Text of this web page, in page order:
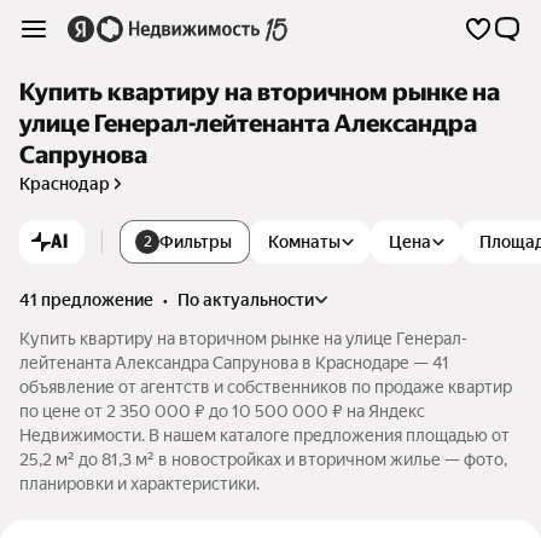
Купить квартиру на вторичном рынке на
улице Генерал-лейтенанта Александра
Сапрунова
Краснодар
AI 2 Фильтры Комнаты Цена
41 предложение •
по актуальности
Купить квартиру на вторичном рынке на улице Генерал-
лейтенанта Александра Сапрунова в Краснодаре — 41
объявление от агентств и собственников по продаже квартир
по цене от 2 350 000 ₽ до 10 500 000 ₽ на Яндекс
Недвижимости. В нашем каталоге предложения площадью от
25,2 м² до 81,3 м² в новостройках и вторичном жилье — фото,
планировки и характеристики.